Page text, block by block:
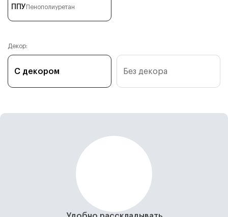
ППУ Пенополиуретан
Декор:
С декором Без декора